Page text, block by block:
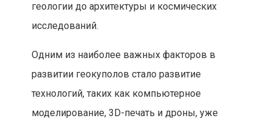
геологии до архитектуры и космических
исследований.
Одним из наиболее важных факторов в
развитии геокуполов стало развитие
технологий, таких как компьютерное
моделирование, 3D-печать и дроны, уже